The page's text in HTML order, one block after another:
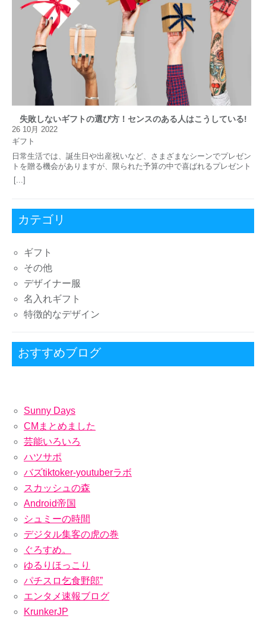
失敗しないギフトの選び方！センスのある人はこうしている!
26 10月 2022
ギフト
日常生活では、誕生日や出産祝いなど、さまざまなシーンでプレゼン
トを贈る機会がありますが、限られた予算の中で喜ばれるプレゼント
を選ぶのは意外と難しく、プレゼント選びに失敗してしまうことも少
なくないようです。しかし、自分の周りを見渡してみると、毎回セン
回は、そんなセンスのいい人たちが実践している、失敗しないプレゼ
ントの選び方をご紹介したいと思います。どうせ贈るなら、相手に喜
びの参考にしてみてください。プレゼントに最低限必要な条件 失敗の
少ないプレゼントの選び方を紹介する前に、プレゼントを選ぶ際に最
低限守らなければならないことがあります。それは、相手が使わない
ようなプレゼントを贈らないことです。どんなに高価なプレゼントを
贈っても、この最低条件を守らなければプレゼント選びは失敗に終わ
ってしまうので、これから紹介する方法を実践する際には必ず守って
プレゼントを贈っている人を毎回見ていると、ある共通点が見つかり
いと印象が悪く、当然ながら失敗のもととなります。言われてみれば
当たり前のことなのですが、本当にギフトで失敗する人を見ている
と、実践できていない人が多いように思います。 ただ、今回ご紹介し
りも高価なものを選ぶ」ということです。 例を挙げると、
「L’OCCITANEのハンドクリーム」は女性に喜ばれる定番のプレゼン
トです。ハンドクリームの相場は通常500円ですが、これは約3,000円
とその中でも高価な部類に入るので、当然高級感があり、相手にも喜
ばれる可能性が高くなります。 要するに、「安っぽく見えると失敗す
る」、「豪華に見えると成功する」の逆を行く理論である。かなりシ
ンプルなルールですが、実は合理的な贈り方なので、ぜひ覚えておい
てください。さて、次の章では気持ちですが、プレゼント選びの手順
をご紹介します。 失敗しないプレゼントの選び方予算を決める まず
は、プレゼントに使う予算を決めましょう。プレゼントする品物の相
場より高いものを選ぶ」と言われると、高い予算が必要なイメージが
ありますが、この方法であれば、最低でも2,000円あれば、それなり
の品物の中からプレゼントを選ぶことができます。もちろん、これ以
下の予算でも可能ですが、購入できるアイテムがかなり限定されてし
まうので注意が必要です。 贈る相手が使いそうなものをリサーチす
る 予算が決まったら、次はリサーチです。前編でも述べたように、相
手が使わないものを贈らないことがプレゼントの最低条件なので、相
手のライフスタイルに合ったもの、使ってくれそうなものをいろいろ
と選んでみてください。 予算に合わせて高級品を選ぶ リサーチが済
んだら、いよいよプレゼント選びです。ここでは、先ほど選んだアイ
テムの高級品についてリサーチします。おすすめは、楽天やamazon
[...]
カテゴリ
ギフト
その他
デザイナー服
名入れギフト
特徴的なデザイン
おすすめブログ
Sunny Days
CMまとめました
芸能いろいろ
ハツサポ
バズtiktoker-youtuberラボ
スカッシュの森
Android帝国
シュミーの時間
デジタル集客の虎の巻
ぐろすめ。
ゆるりほっこり
パチスロ乞食野郎”
エンタメ速報ブログ
KrunkerJP